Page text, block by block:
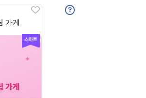
가게